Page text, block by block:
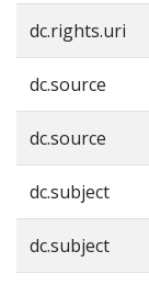
dc.rights.uri
dc.source
dc.source
dc.subject
dc.subject